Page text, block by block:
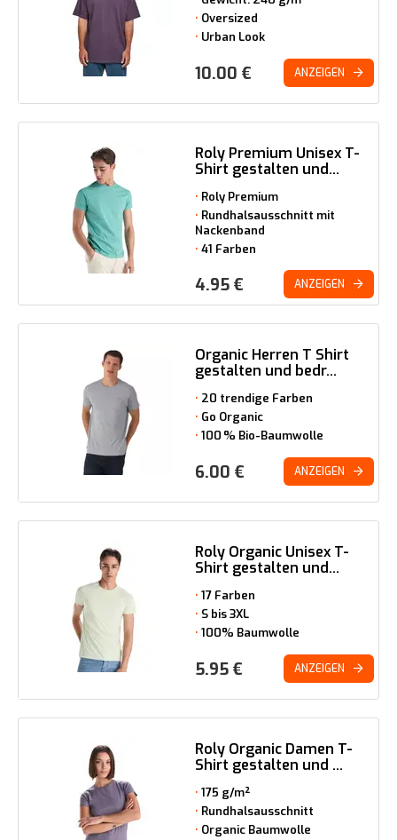
Oversized
Urban Look
10.00 € ANZEIGEN
Roly Premium Unisex T-
Shirt gestalten und...
Roly Premium
Rundhalsausschnitt mit
Nackenband
41 Farben
4.95 € ANZEIGEN
Organic Herren T Shirt
gestalten und bedr...
20 trendige Farben
Go Organic
100 % Bio-Baumwolle
6.00 € ANZEIGEN
Roly Organic Unisex T-
Shirt gestalten und...
17 Farben
S bis 3XL
100% Baumwolle
5.95 € ANZEIGEN
Roly Organic Damen T-
Shirt gestalten und ...
175 g/m²
Rundhalsausschnitt
Organic Baumwolle